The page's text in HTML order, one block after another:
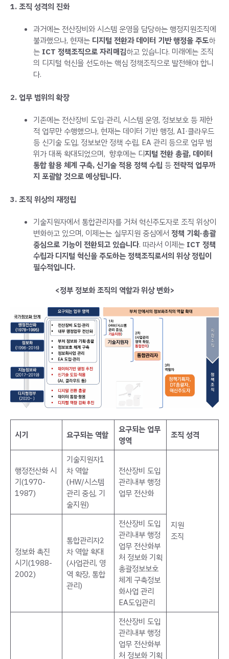
1. 조직 성격의 진화
과거에는 전산장비와 시스템 운영을 담당하는 행정지원조직에
불과했으나, 현재는 디지털 전환과 데이터 기반 행정을 주도하
는 ICT 정책조직으로 자리매김하고 있습니다. 미래에는 조직
의 디지털 혁신을 선도하는 핵심 정책조직으로 발전해야 합니
다.
2. 업무 범위의 확장
기존에는 전산장비 도입·관리, 시스템 운영, 정보보호 등 제한
적 업무만 수행했으나, 현재는 데이터 기반 행정, AI·클라우드
등 신기술 도입, 정보보안 정책 수립, EA 관리 등으로 업무 범
위가 대폭 확대되었으며, 향후에는 디지털 전환 총괄, 데이터
통합 활용 체계 구축, 신기술 적용 정책 수립 등전략적 업무까
지 포괄할 것으로 예상됩니다.
3. 조직 위상의 재정립
기술지원자에서 통합관리자를 거쳐 혁신주도자로 조직 위상이
변화하고 있으며, 이제는는 실무지원 중심에서 정책 기획·총괄
중심으로 기능이 전환되고 있습니다. 따라서 이제는 ICT 정책
수립과 디지털 혁신을 주도하는 정책조직로서의 위상 정립이
필수적입니다.
<정부 정보화 조직의 역할과 위상 변화>
시기 요구되는 역할
요구되는 업무
영역
조직 성격
행정전산화 시
기(1970-
1987)
기술지원자1
차 역할
(HW/시스템
관리 중심, 기
술지원)
전산장비 도입
관리내부 행정
업무 전산화
지원
조직
정보화 촉진
시기(1988-
2002)
통합관리자2
차 역할 확대
(사업관리, 영
역 확장, 통합
관리)
전산장비 도입
관리내부 행정
업무 전산화부
처 정보화 기획
총괄정보보호
체계 구축정보
화사업 관리
EA도입관리
전산장비 도입
관리내부 행정
업무 전산화부
처 정보화 기획